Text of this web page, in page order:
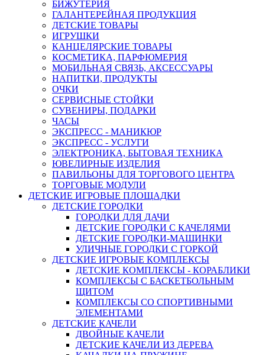
БИЖУТЕРИЯ
ГАЛАНТЕРЕЙНАЯ ПРОДУКЦИЯ
ДЕТСКИЕ ТОВАРЫ
ИГРУШКИ
КАНЦЕЛЯРСКИЕ ТОВАРЫ
КОСМЕТИКА, ПАРФЮМЕРИЯ
МОБИЛЬНАЯ СВЯЗЬ, АКСЕССУАРЫ
НАПИТКИ, ПРОДУКТЫ
ОЧКИ
СЕРВИСНЫЕ СТОЙКИ
СУВЕНИРЫ, ПОДАРКИ
ЧАСЫ
ЭКСПРЕСС - МАНИКЮР
ЭКСПРЕСС - УСЛУГИ
ЭЛЕКТРОНИКА, БЫТОВАЯ ТЕХНИКА
ЮВЕЛИРНЫЕ ИЗДЕЛИЯ
ПАВИЛЬОНЫ ДЛЯ ТОРГОВОГО ЦЕНТРА
ТОРГОВЫЕ МОДУЛИ
ДЕТСКИЕ ИГРОВЫЕ ПЛОЩАДКИ
ДЕТСКИЕ ГОРОДКИ
ГОРОДКИ ДЛЯ ДАЧИ
ДЕТСКИЕ ГОРОДКИ С КАЧЕЛЯМИ
ДЕТСКИЕ ГОРОДКИ-МАШИНКИ
УЛИЧНЫЕ ГОРОДКИ С ГОРКОЙ
ДЕТСКИЕ ИГРОВЫЕ КОМПЛЕКСЫ
ДЕТСКИЕ КОМПЛЕКСЫ - КОРАБЛИКИ
КОМПЛЕКСЫ С БАСКЕТБОЛЬНЫМ
ЩИТОМ
КОМПЛЕКСЫ СО СПОРТИВНЫМИ
ЭЛЕМЕНТАМИ
ДЕТСКИЕ КАЧЕЛИ
ДВОЙНЫЕ КАЧЕЛИ
ДЕТСКИЕ КАЧЕЛИ ИЗ ДЕРЕВА